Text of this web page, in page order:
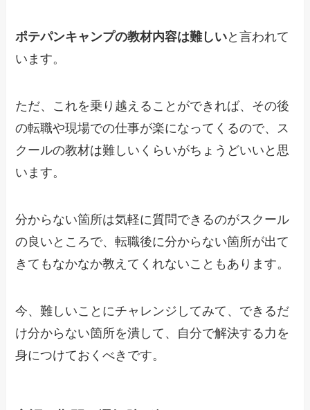
ポテパンキャンプの教材内容は難しいと言われて
います。
ただ、これを乗り越えることができれば、その後
の転職や現場での仕事が楽になってくるので、ス
クールの教材は難しいくらいがちょうどいいと思
います。
分からない箇所は気軽に質問できるのがスクール
の良いところで、転職後に分からない箇所が出て
きてもなかなか教えてくれないこともあります。
今、難しいことにチャレンジしてみて、できるだ
け分からない箇所を潰して、自分で解決する力を
身につけておくべきです。